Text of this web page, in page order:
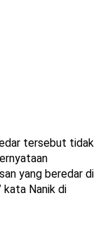
tersebut tidak
yang beredar di
kata Nanik di